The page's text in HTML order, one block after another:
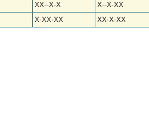
XX--X-X X--X-XX
X-XX-XX XX-X-XX